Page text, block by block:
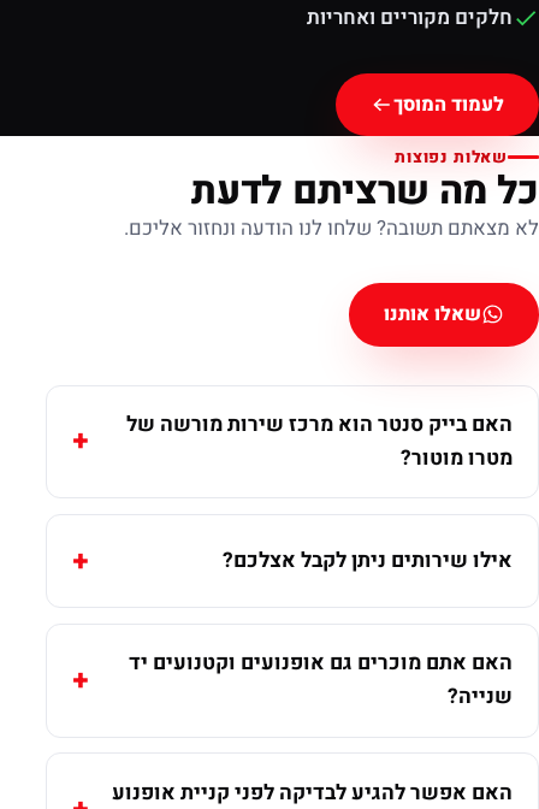
חלקים מקוריים ואחריות
לעמוד המוסך
שאלות נפוצות
כל מה שרציתם לדעת
לא מצאתם תשובה? שלחו לנו הודעה ונחזור אליכם.
שאלו אותנו
האם בייק סנטר הוא מרכז שירות מורשה של
מטרו מוטור?
אילו שירותים ניתן לקבל אצלכם?
האם אתם מוכרים גם אופנועים וקטנועים יד
שנייה?
האם אפשר להגיע לבדיקה לפני קניית אופנוע